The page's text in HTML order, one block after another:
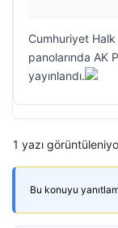
Cumhuriyet
panolarında AK
yayınlandı.
1 yazı
Bu konuyu